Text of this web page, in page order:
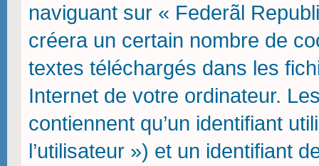
naviguant sur « Federãl
créera un certain nombre de
textes téléchargés dans les
Internet de votre ordinateur.
contiennent qu’un identifiant
l’utilisateur ») et un identifiant